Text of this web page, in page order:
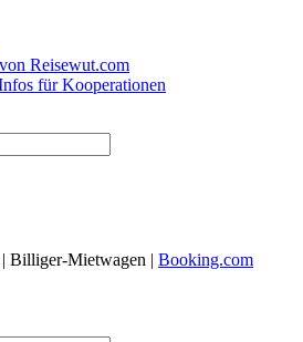
Reisewut.com
für Kooperationen
Billiger-Mietwagen | Booking.com